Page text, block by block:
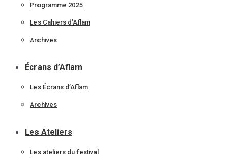
Programme 2025
Les Cahiers d’Aflam
Archives
Écrans d’Aflam
Les Écrans d’Aflam
Archives
Les Ateliers
Les ateliers du festival